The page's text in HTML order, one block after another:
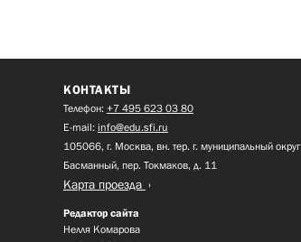
КОНТАКТЫ
Телефон: +7 495 623 03 80
E-mail: info@edu.sfi.ru
105066, г. Москва, вн. тер. г. муниципальный округ
Басманный, пер. Токмаков, д. 11
Карта проезда
Редактор сайта
Нелля Комарова